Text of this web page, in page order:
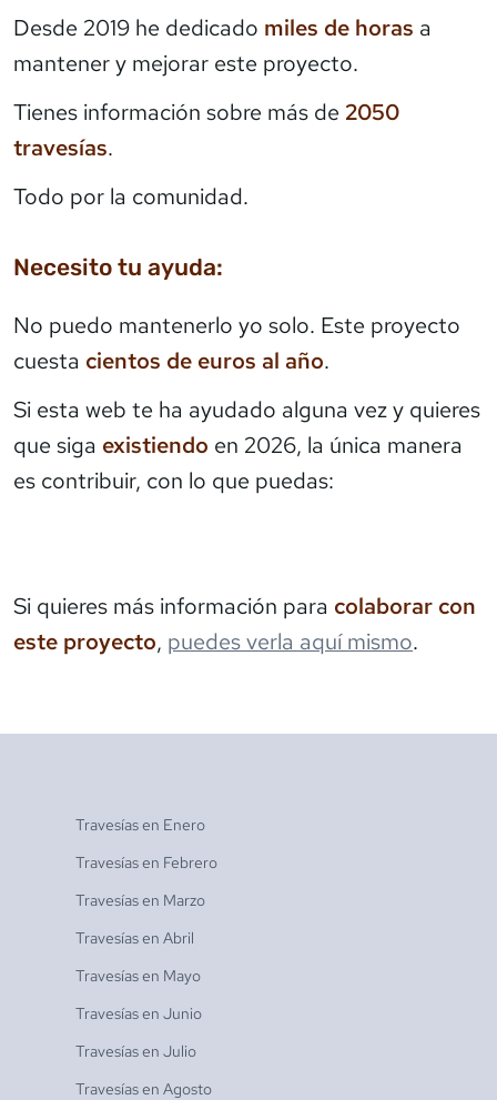
Desde 2019 he dedicado miles de horas a
mantener y mejorar este proyecto.
Tienes información sobre más de 2050
travesías.
Todo por la comunidad.
Necesito tu ayuda:
No puedo mantenerlo yo solo. Este proyecto
cuesta cientos de euros al año.
Si esta web te ha ayudado alguna vez y quieres
que siga existiendo en 2026, la única manera
es contribuir, con lo que puedas:
Si quieres más información para colaborar con
este proyecto, puedes verla aquí mismo.
Travesías en Enero
Travesías en Febrero
Travesías en Marzo
Travesías en Abril
Travesías en Mayo
Travesías en Junio
Travesías en Julio
Travesías en Agosto